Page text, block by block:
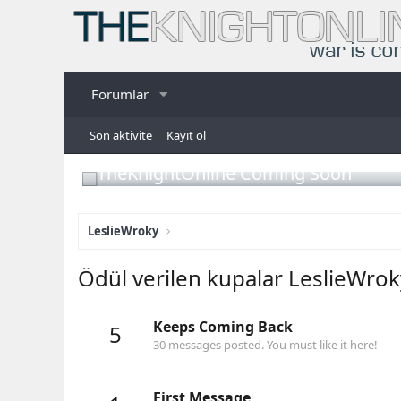
Forumlar
Son aktivite Kayıt ol
TheKnightOnline Coming Soon
LeslieWroky
Ödül verilen kupalar
5
Keeps Coming Back
30 messages posted. You must like it here!